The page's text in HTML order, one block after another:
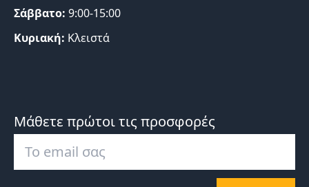
Σάββατο: 9:00-15:00
Κυριακή: Κλειστά
Μάθετε πρώτοι τις προσφορές